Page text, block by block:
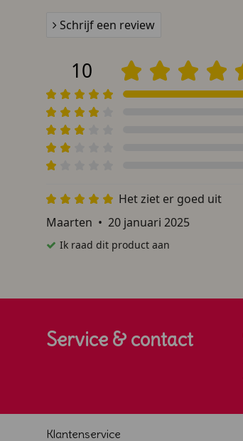
Schrijf een review
10
Het ziet er goed uit
Maarten • 20 januari 2025
Ik raad dit product aan
Service & contact
Klantenservice